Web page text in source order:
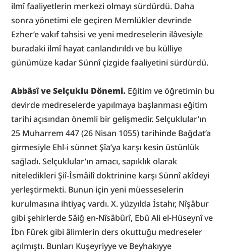
ilmî faaliyetlerin merkezi olmayı sürdürdü. Daha
sonra yönetimi ele geçiren Memlükler devrinde
Ezher’e vakıf tahsisi ve yeni medreselerin ilâvesiyle
buradaki ilmî hayat canlandırıldı ve bu külliye
günümüze kadar Sünnî çizgide faaliyetini sürdürdü.
Abbâsî ve Selçuklu Dönemi. Eğitim ve öğretimin bu
devirde medreselerde yapılmaya başlanması eğitim
tarihi açısından önemli bir gelişmedir. Selçuklular’ın
25 Muharrem 447 (26 Nisan 1055) tarihinde Bağdat’a
girmesiyle Ehl-i sünnet Şîa’ya karşı kesin üstünlük
sağladı. Selçuklular’ın amacı, sapıklık olarak
niteledikleri Şiî-İsmâilî doktrinine karşı Sünnî akîdeyi
yerleştirmekti. Bunun için yeni müesseselerin
kurulmasına ihtiyaç vardı. X. yüzyılda İstahr, Nîşâbur
gibi şehirlerde Sâiğ en-Nîsâbûrî, Ebû Ali el-Hüseynî ve
İbn Fûrek gibi âlimlerin ders okuttuğu medreseler
açılmıştı. Bunları Kuşeyriyye ve Beyhakıyye